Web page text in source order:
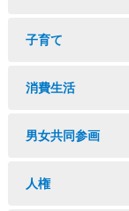
子育て
消費生活
男女共同参画
人権